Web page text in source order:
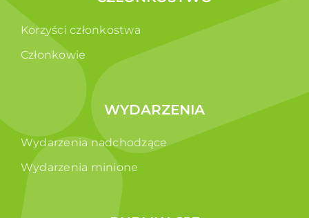
Korzyści członkostwa
Członkowie
WYDARZENIA
Wydarzenia nadchodzące
Wydarzenia minione